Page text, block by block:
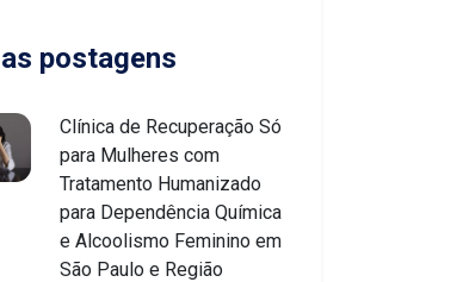
postagens
Clínica de Recuperação Só
para Mulheres com
Tratamento Humanizado
para Dependência Química
e Alcoolismo Feminino em
São Paulo e Região